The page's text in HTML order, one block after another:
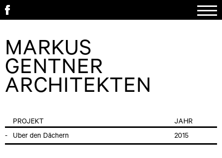
MARKUS
GENTNER
ARCHITEKTEN
PROJEKT
JAHR
Über den Dächern
2015